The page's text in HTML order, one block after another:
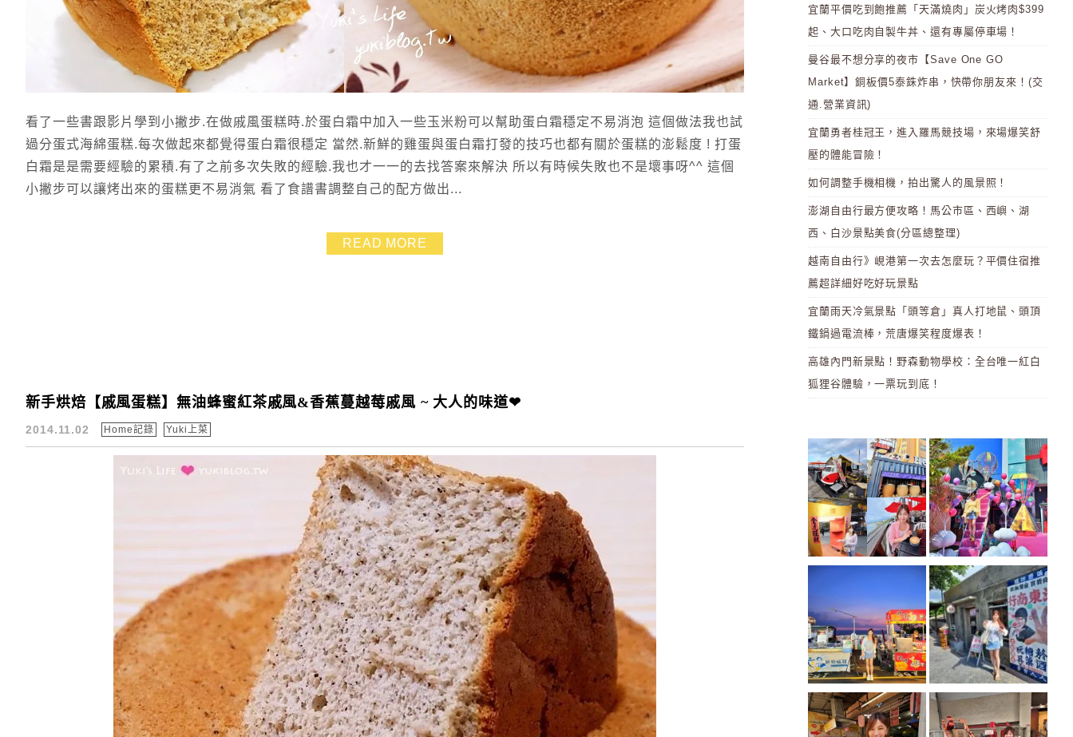
看了一些書跟影片學到小撇步.在做戚風蛋糕時.於蛋白霜中加入一些玉米粉可以幫助蛋白霜穩定不易消泡 這個做法我也試
過分蛋式海綿蛋糕.每次做起來都覺得蛋白霜很穩定 當然.新鮮的雞蛋與蛋白霜打發的技巧也都有關於蛋糕的澎鬆度 ! 打蛋
白霜是是需要經驗的累積.有了之前多次失敗的經驗.我也才一一的去找答案來解決 所以有時候失敗也不是壞事呀^^ 這個
小撇步可以讓烤出來的蛋糕更不易消氣 看了食譜書調整自己的配方做出...
READ MORE
新手烘焙【戚風蛋糕】無油蜂蜜紅茶戚風&香蕉蔓越莓戚風 ~ 大人的味道❤
2014.11.02 Home記錄 Yuki上菜
宜蘭平價吃到飽推薦「天滿燒肉」炭火烤肉$399
起、大口吃肉自製牛丼、還有專屬停車場！
曼谷最不想分享的夜市【Save One GO
Market】銅板價5泰銖炸串，快帶你朋友來！(交
通.營業資訊)
宜蘭勇者桂冠王，進入羅馬競技場，來場爆笑舒
壓的體能冒險！
如何調整手機相機，拍出驚人的風景照！
澎湖自由行最方便攻略！馬公市區、西嶼、湖
西、白沙景點美食(分區總整理)
越南自由行》峴港第一次去怎麼玩？平價住宿推
薦超詳細好吃好玩景點
宜蘭雨天冷氣景點「頭等倉」真人打地鼠、頭頂
鐵鍋過電流棒，荒唐爆笑程度爆表！
高雄內門新景點！野森動物學校：全台唯一紅白
狐狸谷體驗，一票玩到底！